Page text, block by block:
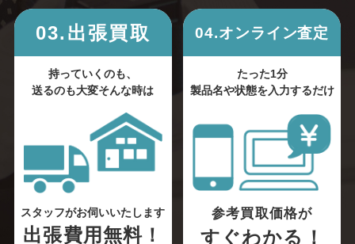
03.出張買取
持っていくのも、
送るのも大変そんな時は
スタッフがお伺いいたします
出張費用無料！
04.オンライン査定
たった1分
製品名や状態を入力するだけ
参考買取価格が
すぐわかる！